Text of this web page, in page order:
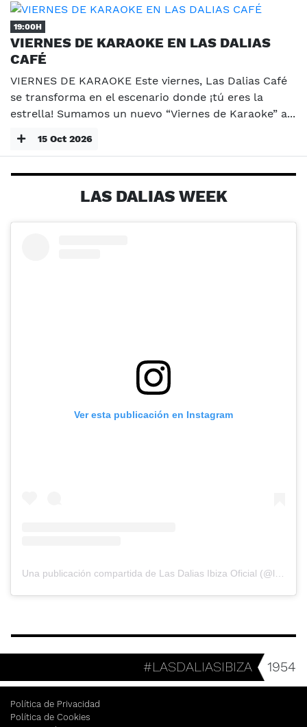
19:00H
VIERNES DE KARAOKE EN LAS DALIAS
CAFÉ
VIERNES DE KARAOKE Este viernes, Las Dalias Café
se transforma en el escenario donde ¡tú eres la
estrella! Sumamos un nuevo “Viernes de Karaoke” a...
15 Oct 2026
LAS DALIAS WEEK
Ver esta publicación en Instagram
#LASDALIASIBIZA 1954
Política de Privacidad
Política de Cookies